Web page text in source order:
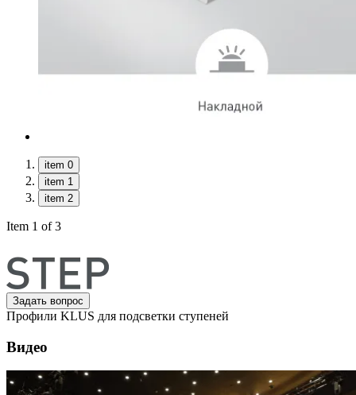
item 0
item 1
item 2
Item 1 of 3
Задать вопрос
Профили KLUS для подсветки ступеней
Видео